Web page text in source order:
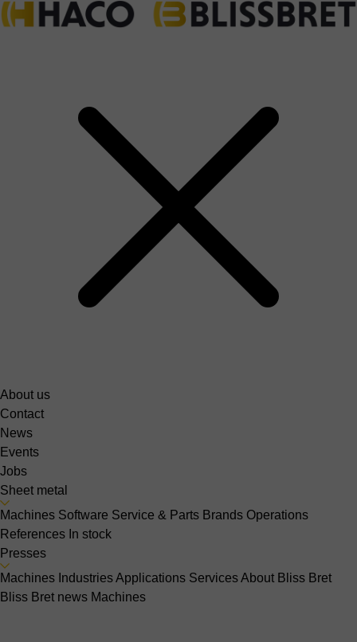
About us
Contact
News
Events
Jobs
Sheet metal
Machines Software Service & Parts Brands Operations
References In stock
Presses
Machines IndustriesApplications ServicesAbout Bliss Bret
Bliss Bret news Machines